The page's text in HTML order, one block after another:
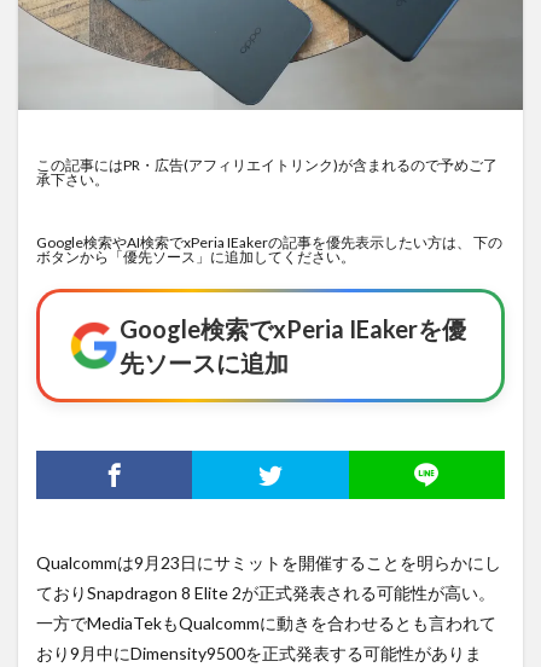
この記事にはPR・広告(アフィリエイトリンク)が含まれるので予めご了
承下さい。
Google検索やAI検索でxPeria IEakerの記事を優先表示したい方は、 下の
ボタンから「優先ソース」に追加してください。
Google検索でxPeria IEakerを優
先ソースに追加
Qualcommは9月23日にサミットを開催することを明らかにし
ておりSnapdragon 8 Elite 2が正式発表される可能性が高い。
一方でMediaTekもQualcommに動きを合わせるとも言われて
おり9月中にDimensity9500を正式発表する可能性がありま